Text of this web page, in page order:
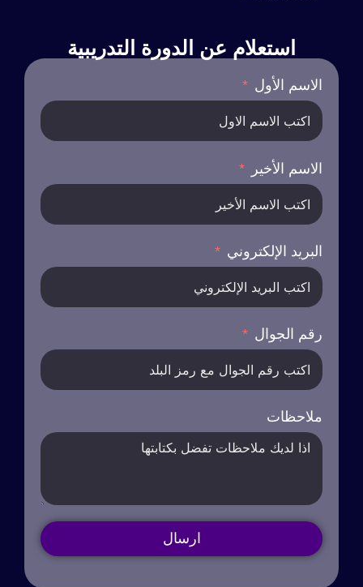
استعلام عن الدورة التدريبية
الاسم الأول
الاسم الأخير
البريد الإلكتروني
رقم الجوال
ملاحظات
ارسال